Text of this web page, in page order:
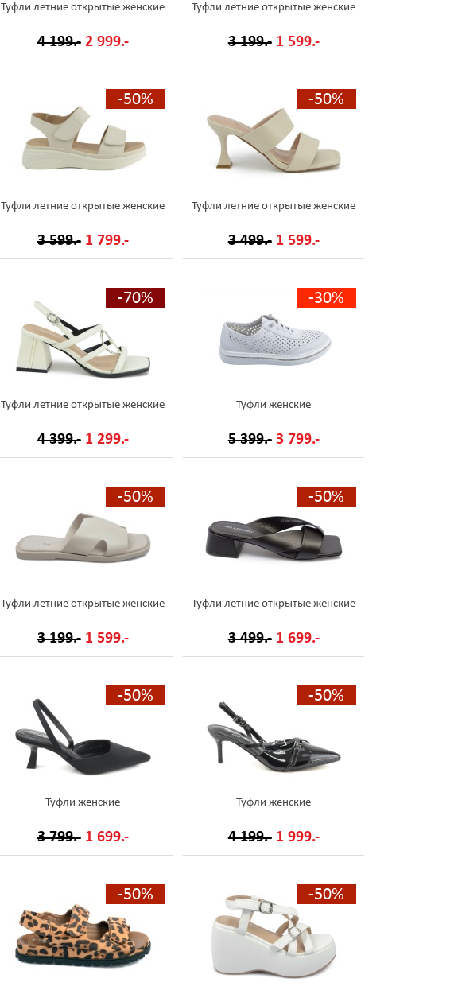
Туфли летние открытые женские
4 199.- 2 999.-
Туфли летние открытые женские
3 199.- 1 599.-
-50%
Туфли летние открытые женские
3 599.- 1 799.-
-50%
Туфли летние открытые женские
3 499.- 1 599.-
-70%
Туфли летние открытые женские
4 399.- 1 299.-
-30%
Туфли женские
5 399.- 3 799.-
-50%
Туфли летние открытые женские
3 199.- 1 599.-
-50%
Туфли летние открытые женские
3 499.- 1 699.-
-50%
Туфли женские
3 799.- 1 699.-
-50%
Туфли женские
4 199.- 1 999.-
-50% -50%